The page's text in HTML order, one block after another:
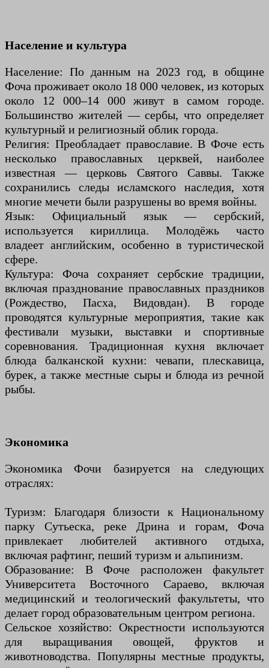
Население и культура
Население: По данным на 2023 год, в общине
Фоча проживает около 18 000 человек, из которых
около 12 000–14 000 живут в самом городе.
Большинство жителей — сербы, что определяет
культурный и религиозный облик города.
Религия: Преобладает православие. В Фоче есть
несколько православных церквей, наиболее
известная — церковь Святого Саввы. Также
сохранились следы исламского наследия, хотя
многие мечети были разрушены во время войны.
Язык: Официальный язык — сербский,
используется кириллица. Молодёжь часто
владеет английским, особенно в туристической
сфере.
Культура: Фоча сохраняет сербские традиции,
включая празднование православных праздников
(Рождество, Пасха, Видовдан). В городе
проводятся культурные мероприятия, такие как
фестивали музыки, выставки и спортивные
соревнования. Традиционная кухня включает
блюда балканской кухни: чевапи, плескавица,
бурек, а также местные сыры и блюда из речной
рыбы.
Экономика
Экономика Фочи базируется на следующих
отраслях:
Туризм: Благодаря близости к Национальному
парку Сутьеска, реке Дрина и горам, Фоча
привлекает любителей активного отдыха,
включая рафтинг, пеший туризм и альпинизм.
Образование: В Фоче расположен факультет
Университета Восточного Сараево, включая
медицинский и теологический факультеты, что
делает город образовательным центром региона.
Сельское хозяйство: Окрестности используются
для выращивания овощей, фруктов и
животноводства. Популярны местные продукты,